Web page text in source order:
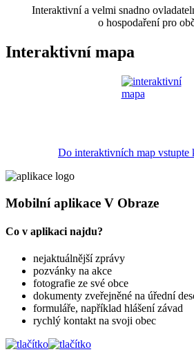
Interaktivní a velmi snadno
o hospodaření pro
Interaktivní mapa
Do interaktivních map vstupte
Mobilní aplikace V Obraze
Co v aplikaci najdu?
nejaktuálnější zprávy
pozvánky na akce
fotografie ze své obce
dokumenty zveřejněné na úřední
formuláře, například hlášení závad
rychlý kontakt na svoji obec